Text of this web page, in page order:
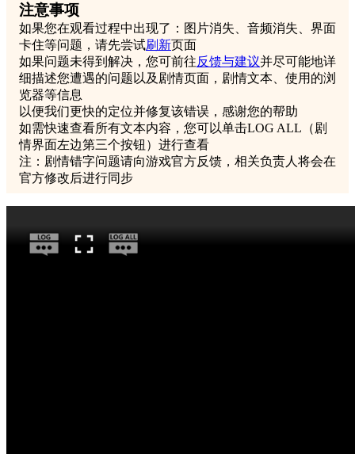
注意事项
如果您在观看过程中出现了：图片消失、音频消失、界面
卡住等问题，请先尝试刷新页面
如果问题未得到解决，您可前往反馈与建议并尽可能地详
细描述您遭遇的问题以及剧情页面，剧情文本、使用的浏
览器等信息
以便我们更快的定位并修复该错误，感谢您的帮助
如需快速查看所有文本内容，您可以单击LOG ALL（剧
情界面左边第三个按钮）进行查看
注：剧情错字问题请向游戏官方反馈，相关负责人将会在
官方修改后进行同步